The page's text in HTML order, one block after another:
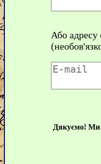
Або
Дякуємо! Ми